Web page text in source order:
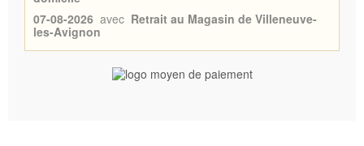
07-08-2026 avec Retrait au Magasin de Villeneuve-
les-Avignon